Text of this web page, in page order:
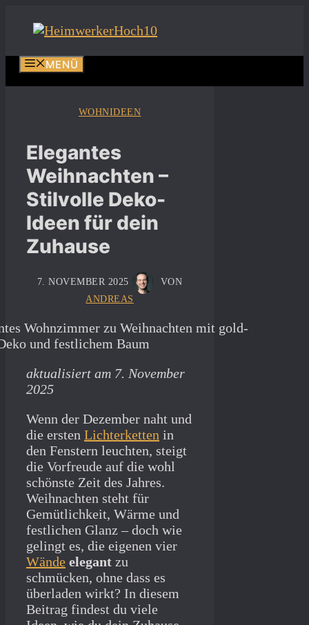
Inhalt
MENÜ
WOHNIDEEN
Elegantes
Weihnachten –
Stilvolle Deko-
Ideen für dein
Zuhause
7. NOVEMBER 2025
VON
ANDREAS
aktualisiert am 7. November
2025
Wenn der Dezember naht und
die ersten Lichterketten in
den Fenstern leuchten, steigt
die Vorfreude auf die wohl
schönste Zeit des Jahres.
Weihnachten steht für
Gemütlichkeit, Wärme und
festlichen Glanz – doch wie
gelingt es, die eigenen vier
Wände elegant zu
schmücken, ohne dass es
überladen wirkt? In diesem
Beitrag findest du viele